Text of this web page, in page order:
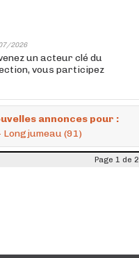
2026
un acteur clé du
vous participez
annonces pour :
(91)
Page 1 de 2